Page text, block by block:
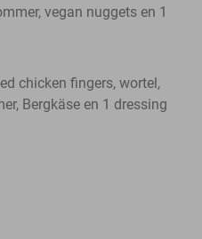
vegan nuggets en 1
chicken fingers, wortel,
Bergkäse en 1 dressing